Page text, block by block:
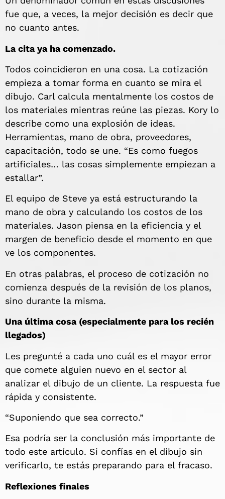
fue que, a veces, la mejor decisión es decir que
no cuanto antes.
La cita ya ha comenzado.
Todos coincidieron en una cosa. La cotización
empieza a tomar forma en cuanto se mira el
dibujo. Carl calcula mentalmente los costos de
los materiales mientras reúne las piezas. Kory lo
describe como una explosión de ideas.
Herramientas, mano de obra, proveedores,
capacitación, todo se une. “Es como fuegos
artificiales… las cosas simplemente empiezan a
estallar”.
El equipo de Steve ya está estructurando la
mano de obra y calculando los costos de los
materiales. Jason piensa en la eficiencia y el
margen de beneficio desde el momento en que
ve los componentes.
En otras palabras, el proceso de cotización no
comienza después de la revisión de los planos,
sino durante la misma.
Una última cosa (especialmente para los recién
llegados)
Les pregunté a cada uno cuál es el mayor error
que comete alguien nuevo en el sector al
analizar el dibujo de un cliente. La respuesta fue
rápida y consistente.
“Suponiendo que sea correcto.”
Esa podría ser la conclusión más importante de
todo este artículo. Si confías en el dibujo sin
verificarlo, te estás preparando para el fracaso.
Reflexiones finales